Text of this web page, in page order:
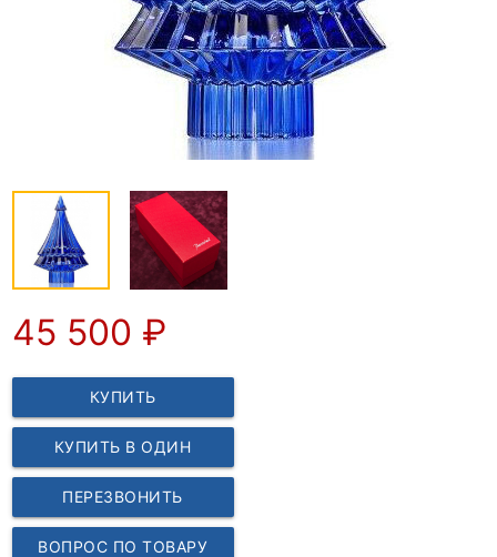
45 500 ₽
КУПИТЬ
КУПИТЬ В ОДИН
КЛИК
ПЕРЕЗВОНИТЬ
ВОПРОС ПО ТОВАРУ